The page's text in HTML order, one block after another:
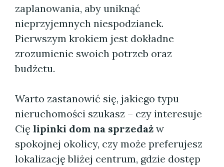
zaplanowania, aby uniknąć
nieprzyjemnych niespodzianek.
Pierwszym krokiem jest dokładne
zrozumienie swoich potrzeb oraz
budżetu.
Warto zastanowić się, jakiego typu
nieruchomości szukasz – czy interesuje
Cię lipinki dom na sprzedaż w
spokojnej okolicy, czy może preferujesz
lokalizację bliżej centrum, gdzie dostęp